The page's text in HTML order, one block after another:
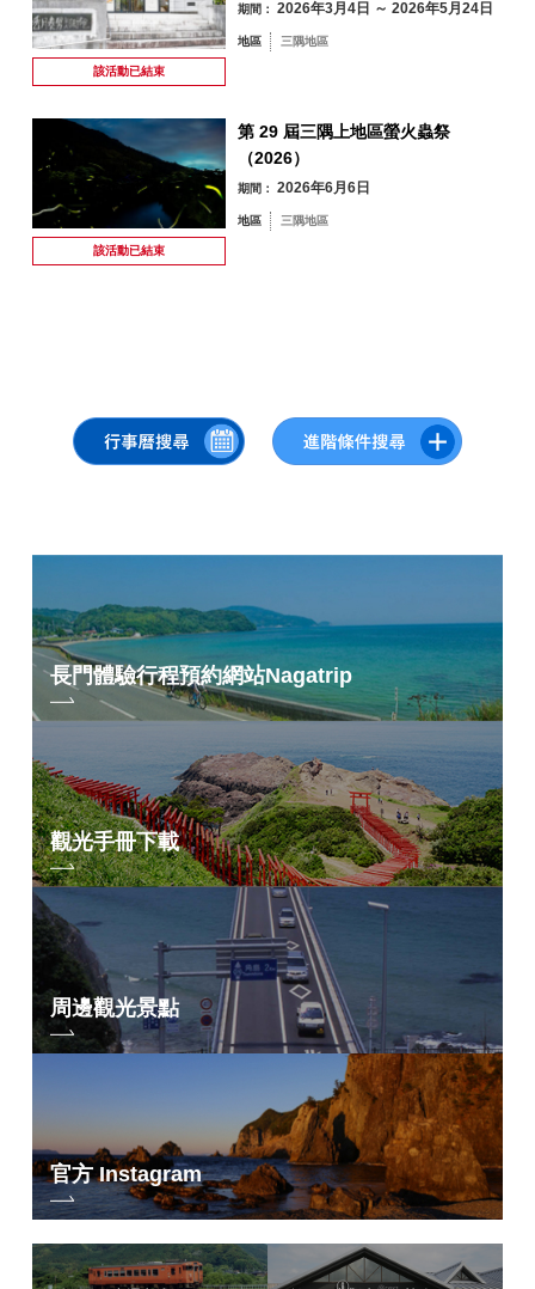
該活動已結束
期間： 2026年3月4日 ～ 2026年5月24日
地區 三隅地區
該活動已結束
第 29 屆三隅上地區螢火蟲祭
（2026）
期間： 2026年6月6日
地區 三隅地區
長門體驗行程預約網站Nagatrip
觀光手冊下載
周邊觀光景點
官方 Instagram